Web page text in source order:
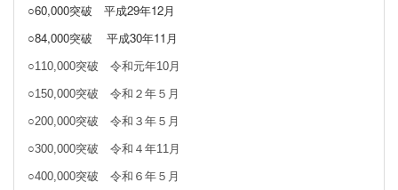
○60,000突破 平成29年12月
○84,000突破
平成30年11月
○110,000突破 令和元年10月
○150,000突破 令和２年５月
○200,000突破 令和３年５月
○300,000突破 令和４年11月
○400,000突破 令和６年５月